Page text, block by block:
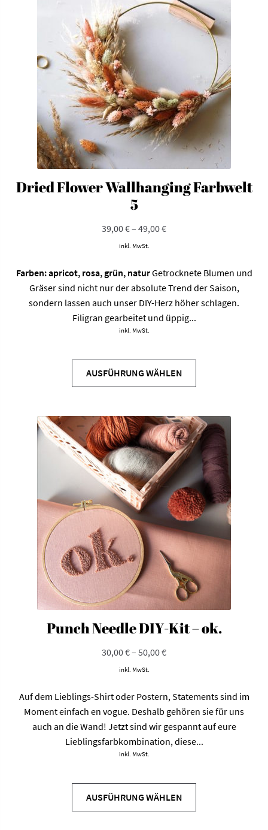
Die
Optionen
können
Produktseite
gewählt
werden
Dried Flower Wallhanging Farbwelt
5
39,00€– 49,00€
inkl. MwSt.
Farben: apricot, rosa, grün, naturGetrocknete Blumen und
Gräser sind nicht nur der absolute Trend der Saison,
sondern lassen auch unser DIY-Herz höher schlagen.
Filigran gearbeitet und üppig...
inkl. MwSt.
AUSFÜHRUNG WÄHLEN
weist
Varianten
auf.
Die
Optionen
können
auf
der
Produktseite
gewählt
werden
Punch Needle DIY-Kit – ok.
30,00€– 50,00€
inkl. MwSt.
Auf dem Lieblings-Shirt oder Postern, Statements sind im
Moment einfach en vogue. Deshalb gehören sie für uns
auch an die Wand! Jetzt sind wir gespannt auf eure
Lieblingsfarbkombination, diese...
inkl. MwSt.
AUSFÜHRUNG WÄHLEN
Dieses
weist